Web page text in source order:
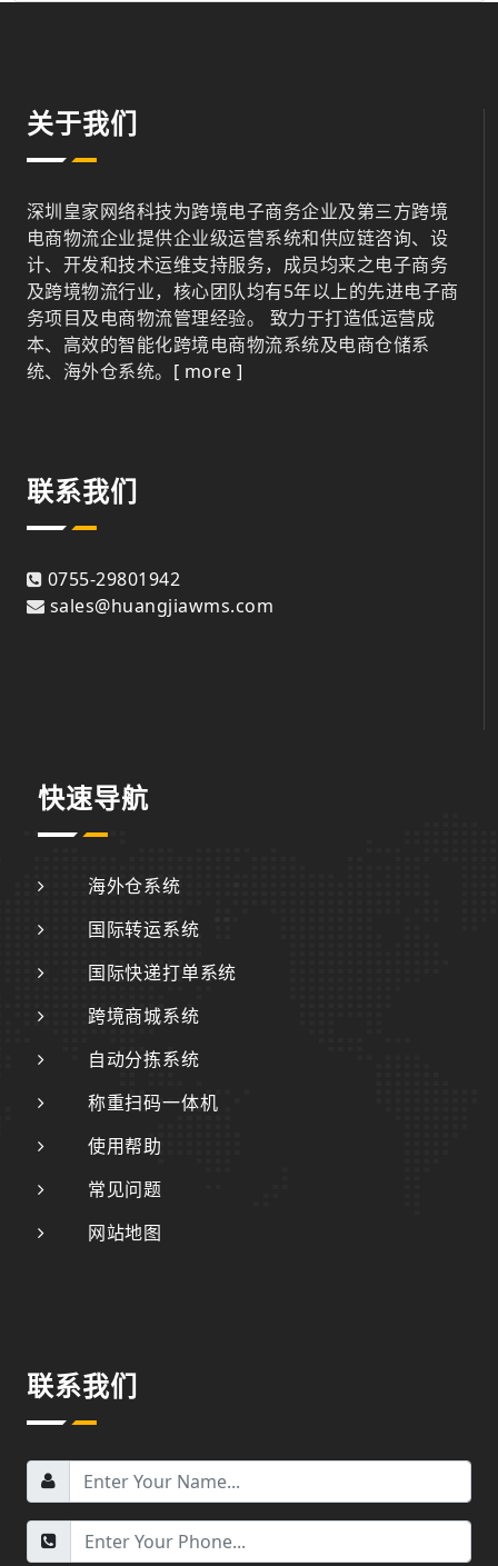
关于我们
深圳皇家网络科技为跨境电子商务企业及第三方跨境
电商物流企业提供企业级运营系统和供应链咨询、设
计、开发和技术运维支持服务，成员均来之电子商务
及跨境物流行业，核心团队均有5年以上的先进电子商
务项目及电商物流管理经验。 致力于打造低运营成
本、高效的智能化跨境电商物流系统及电商仓储系
统、海外仓系统。 [ more ]
联系我们
0755-29801942
sales@huangjiawms.com
快速导航
海外仓系统
国际转运系统
国际快递打单系统
跨境商城系统
自动分拣系统
称重扫码一体机
使用帮助
常见问题
网站地图
联系我们